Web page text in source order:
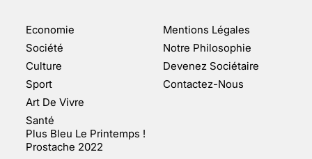
FAIT SURFACE À
MARSEILLE (1/5)
10 jan 2022
Economie
Société
Culture
Sport
Art De Vivre
Santé
Plus Bleu Le Printemps !
Prostache 2022
Mentions Légales
Notre Philosophie
Devenez Sociétaire
Contactez-Nous